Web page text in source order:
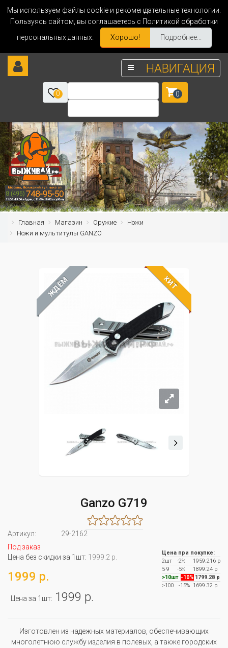
Мы используем файлы cookie и рекомендательные технологии.
Пользуясь сайтом, вы соглашаетесь с Политикой обработки
персональных данных.
Хорошо! Подробнее...
НАВИГАЦИЯ
0 0
Главная Магазин Оружие
Ножи
Ножи и мультитулы GANZO
ЖДЁМ ХИТ
Ganzo G719
Артикул:
29-2162
Под заказ
Цена без скидки за 1шт: 1999.2 р.
1999 р.
Цена за 1шт: 1999 р.
Цена при покупке:
2шт
-2%
1959.216 р
5-9
-5%
1899.24 р
>10шт -10% 1799.28 р
>100
-15% 1699.32 р
Изготовлен из надежных материалов, обеспечивающих
многолетнюю службу изделия в полевых, а также городских